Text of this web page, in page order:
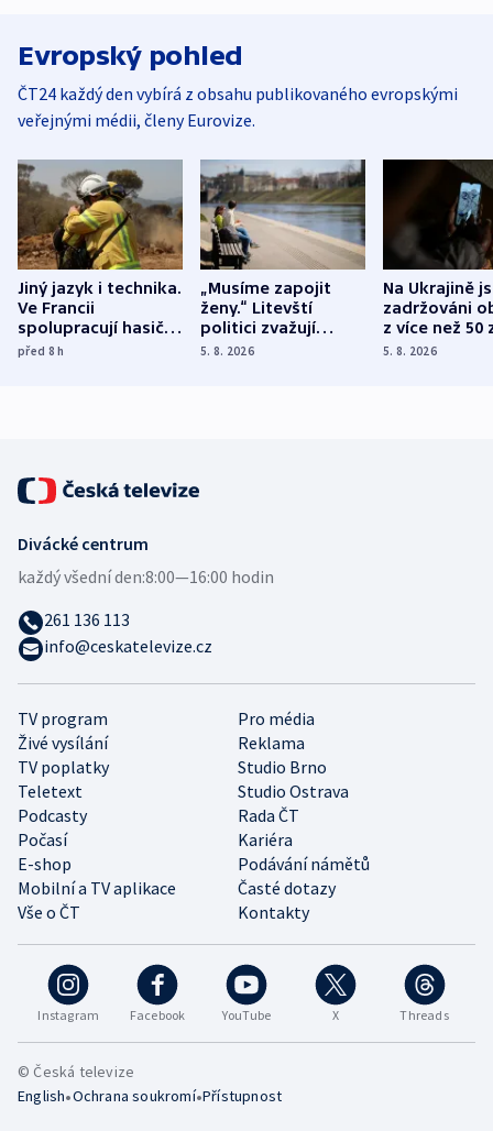
Evropský pohled
ČT24 každý den vybírá z obsahu publikovaného evropskými
veřejnými médii, členy Eurovize.
Jiný jazyk i technika.
Ve Francii
spolupracují hasiči z
různých zemí
před 8h
„Musíme zapojit
ženy.“ Litevští
politici zvažují
dohodu o
5. 8. 2026
Na Ukrajině
zadržováni
z více než 50
Bojovali na
5. 8. 2026
Instagram Facebook YouTube X Threads
TV program
Pro média
Živé vysílání
Reklama
TV poplatky
Studio Brno
Teletext
Studio Ostrava
Podcasty
Rada ČT
Počasí
Kariéra
E-shop
Podávání námětů
Mobilní a TV aplikace
Časté dotazy
Vše o ČT
Kontakty
Divácké centrum
každý všední den:8:00—16:00 hodin
261 136 113
info@ceskatelevize.cz
© Česká televize
English•Ochrana soukromí•Přístupnost